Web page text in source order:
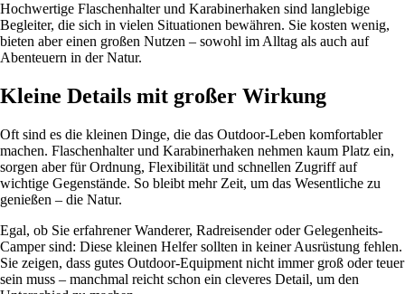
Hochwertige Flaschenhalter und Karabinerhaken sind langlebige
Begleiter, die sich in vielen Situationen bewähren. Sie kosten wenig,
bieten aber einen großen Nutzen – sowohl im Alltag als auch auf
Abenteuern in der Natur.
Kleine Details mit großer Wirkung
Oft sind es die kleinen Dinge, die das Outdoor-Leben komfortabler
machen. Flaschenhalter und Karabinerhaken nehmen kaum Platz ein,
sorgen aber für Ordnung, Flexibilität und schnellen Zugriff auf
wichtige Gegenstände. So bleibt mehr Zeit, um das Wesentliche zu
genießen – die Natur.
Egal, ob Sie erfahrener Wanderer, Radreisender oder Gelegenheits-
Camper sind: Diese kleinen Helfer sollten in keiner Ausrüstung fehlen.
Sie zeigen, dass gutes Outdoor-Equipment nicht immer groß oder teuer
sein muss – manchmal reicht schon ein cleveres Detail, um den